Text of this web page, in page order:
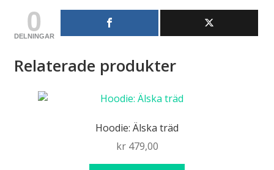
0
DELNINGAR
Relaterade produkter
Hoodie: Älska träd
kr479,00